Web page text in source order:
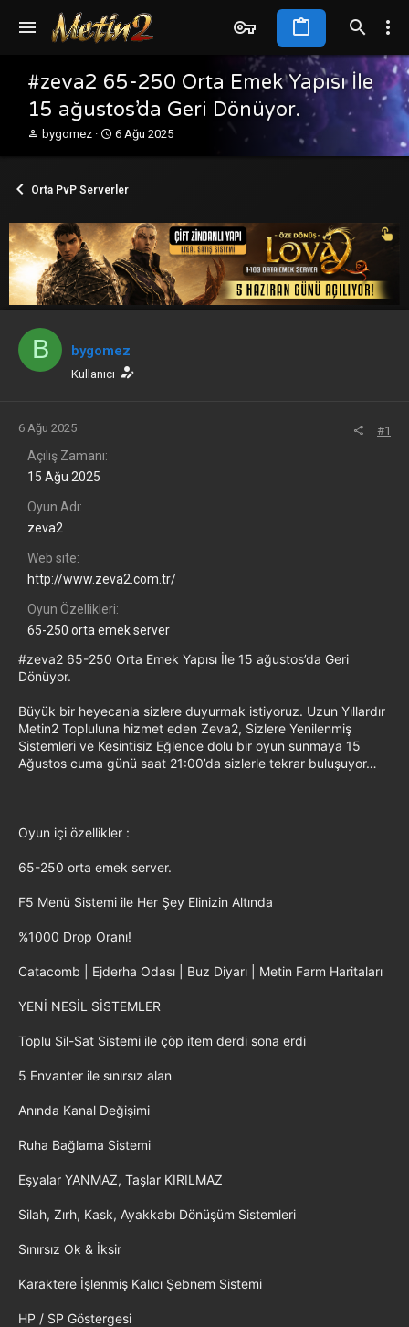
#zeva2 65-250 Orta Emek Yapısı İle
15 ağustos’da Geri Dönüyor.
K
b
u
b
a
ş
l
a
t
a
bygomez
B
l
g
ı
ç
t
a
r
h
6 Ağu 2025
Orta PvP Serverler
B bygomez
Kullanıcı
6 Ağu 2025 #1
Açılış Zamanı
15 Ağu 2025
Oyun Adı
zeva2
Web site
http://www.zeva2.com.tr/
Oyun Özellikleri
65-250 orta emek server
#zeva2 65-250 Orta Emek Yapısı İle 15 ağustos’da Geri
Dönüyor.
Büyük bir heyecanla sizlere duyurmak istiyoruz. Uzun Yıllardır
Metin2 Topluluna hizmet eden Zeva2, Sizlere Yenilenmiş
Sistemleri ve Kesintisiz Eğlence dolu bir oyun sunmaya 15
Ağustos cuma günü saat 21:00’da sizlerle tekrar buluşuyor…
Oyun içi özellikler :
65-250 orta emek server.
F5 Menü Sistemi ile Her Şey Elinizin Altında
%1000 Drop Oranı!
Catacomb | Ejderha Odası | Buz Diyarı | Metin Farm Haritaları
YENİ NESİL SİSTEMLER
Toplu Sil-Sat Sistemi ile çöp item derdi sona erdi
5 Envanter ile sınırsız alan
Anında Kanal Değişimi
Ruha Bağlama Sistemi
Eşyalar YANMAZ, Taşlar KIRILMAZ
Silah, Zırh, Kask, Ayakkabı Dönüşüm Sistemleri
Sınırsız Ok & İksir
Karaktere İşlenmiş Kalıcı Şebnem Sistemi
HP / SP Göstergesi